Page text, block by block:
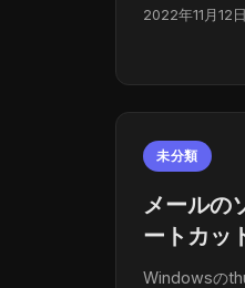
2022年11月12日
未分類
メールの
ートカッ
Windowsの